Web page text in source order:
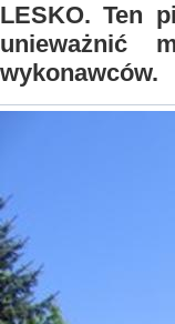
LESKO. Ten
unieważnić
wykonawców.